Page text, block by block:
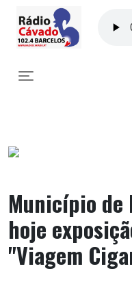
Toggle navigation
Município de
hoje
"Viagem